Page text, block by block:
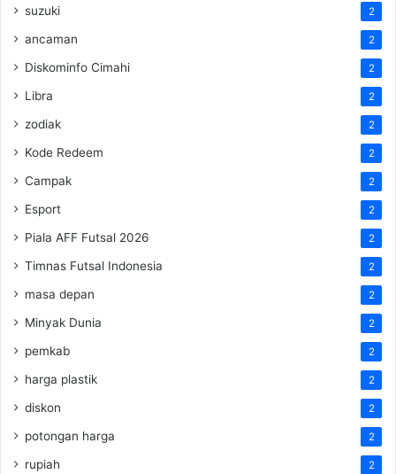
suzuki 2
ancaman 2
Diskominfo Cimahi 2
Libra 2
zodiak 2
Kode Redeem 2
Campak 2
Esport 2
Piala AFF Futsal 2026 2
Timnas Futsal Indonesia 2
masa depan 2
Minyak Dunia 2
pemkab 2
harga plastik 2
diskon 2
potongan harga 2
rupiah 2